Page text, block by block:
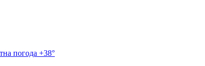
погода +38°